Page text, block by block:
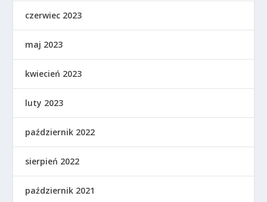
czerwiec 2023
maj 2023
kwiecień 2023
luty 2023
październik 2022
sierpień 2022
październik 2021